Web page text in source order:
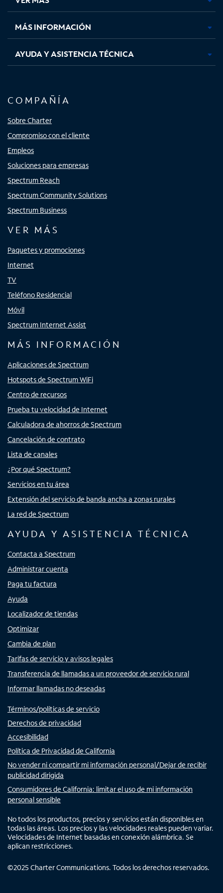
pestaña
nueva
pestaña
nueva
pestaña
nuevanueva
MÁS INFORMACIÓN
AYUDA Y ASISTENCIA TÉCNICA
COMPAÑÍA
Sobre Charter
Compromiso con el cliente
Empleos
Soluciones para empresas
Spectrum Reach
Spectrum Community Solutions
Spectrum Business
VER MÁS
Paquetes y promociones
Internet
TV
Teléfono Residencial
Móvil
Spectrum Internet Assist
MÁS INFORMACIÓN
Aplicaciones de Spectrum
Hotspots de Spectrum WiFi
Centro de recursos
Prueba tu velocidad de Internet
Calculadora de ahorros de Spectrum
Cancelación de contrato
Lista de canales
¿Por qué Spectrum?
Servicios en tu área
Extensión del servicio de banda ancha a zonas rurales
La red de Spectrum
AYUDA Y ASISTENCIA TÉCNICA
Contacta a Spectrum
Administrar cuenta
Paga tu factura
Ayuda
Localizador de tiendas
Optimizar
Cambia de plan
Tarifas de servicio y avisos legales
Transferencia de llamadas a un proveedor de servicio rural
Informar llamadas no deseadas
Términos/políticas de servicio
Derechos de privacidad
Accesibilidad
Política de Privacidad de California
No vender ni compartir mi información personal/Dejar de recibir
publicidad dirigida
Consumidores de California: limitar el uso de mi información
personal sensible
No todos los productos, precios y servicios están disponibles en
todas las áreas. Los precios y las velocidades reales pueden variar.
Velocidades de Internet basadas en conexión alámbrica. Se
aplican restricciones.
©2025 Charter Communications. Todos los derechos reservados.